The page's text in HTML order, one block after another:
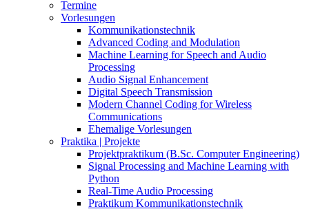
Termine
Vorlesungen
Kommunikationstechnik
Advanced Coding and Modulation
Machine Learning for Speech and Audio
Processing
Audio Signal Enhancement
Digital Speech Transmission
Modern Channel Coding for Wireless
Communications
Ehemalige Vorlesungen
Praktika | Projekte
Projektpraktikum (B.Sc. Computer Engineering)
Signal Processing and Machine Learning with
Python
Real-Time Audio Processing
Praktikum Kommunikationstechnik